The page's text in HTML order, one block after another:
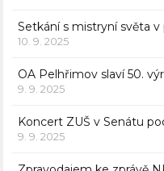
Setkání s mistryní světa v
10. 9. 2025
OA Pelhřimov slaví 50.
9. 9. 2025
Koncert ZUŠ v Senátu
9. 9. 2025